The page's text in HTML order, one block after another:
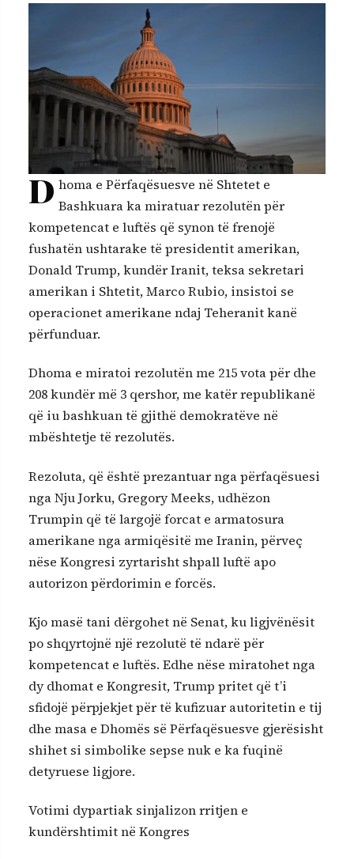
D homa e Përfaqësuesve në Shtetet e
Bashkuara ka miratuar rezolutën për
kompetencat e luftës që synon të frenojë
fushatën ushtarake të presidentit amerikan,
Donald Trump, kundër Iranit, teksa sekretari
amerikan i Shtetit, Marco Rubio, insistoi se
operacionet amerikane ndaj Teheranit kanë
përfunduar.
Dhoma e miratoi rezolutën me 215 vota për dhe
208 kundër më 3 qershor, me katër republikanë
që iu bashkuan të gjithë demokratëve në
mbështetje të rezolutës.
Rezoluta, që është prezantuar nga përfaqësuesi
nga Nju Jorku, Gregory Meeks, udhëzon
Trumpin që të largojë forcat e armatosura
amerikane nga armiqësitë me Iranin, përveç
nëse Kongresi zyrtarisht shpall luftë apo
autorizon përdorimin e forcës.
Kjo masë tani dërgohet në Senat, ku ligjvënësit
po shqyrtojnë një rezolutë të ndarë për
kompetencat e luftës. Edhe nëse miratohet nga
dy dhomat e Kongresit, Trump pritet që t’i
sfidojë përpjekjet për të kufizuar autoritetin e tij
dhe masa e Dhomës së Përfaqësuesve gjerësisht
shihet si simbolike sepse nuk e ka fuqinë
detyruese ligjore.
Votimi dypartiak sinjalizon rritjen e
kundërshtimit në Kongres